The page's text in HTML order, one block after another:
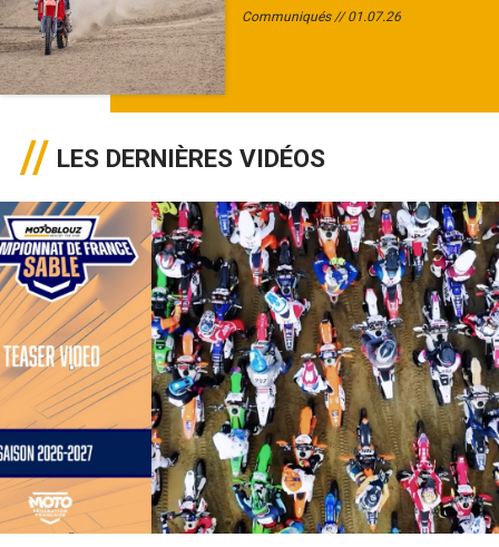
Communiqués 01.07.26
LES DERNIÈRES VIDÉOS